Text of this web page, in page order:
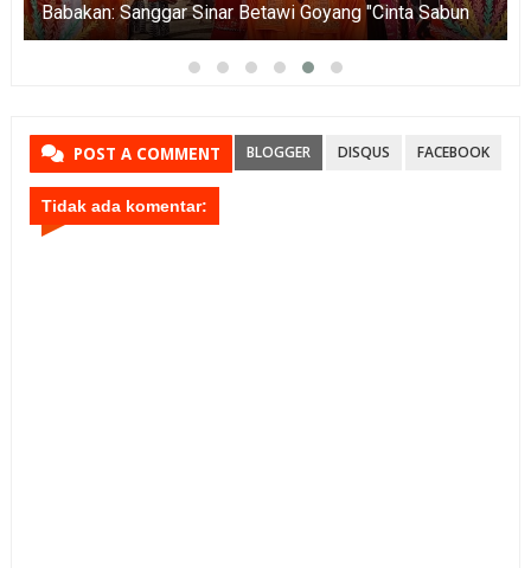
Babakan: Sanggar Sinar Betawi Goyang "Cinta Sabun
Mandi"!
POST A COMMENT BLOGGER DISQUS FACEBOOK
Tidak ada komentar: